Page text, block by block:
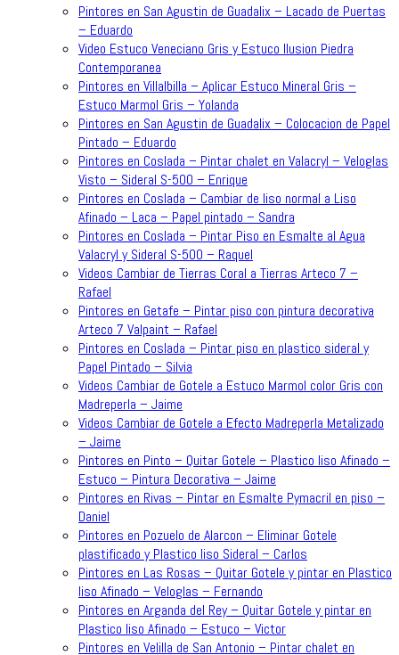
Pintores en San Agustin de Guadalix – Lacado de Puertas
– Eduardo
Video Estuco Veneciano Gris y Estuco Ilusion Piedra
Contemporanea
Pintores en Villalbilla – Aplicar Estuco Mineral Gris –
Estuco Marmol Gris – Yolanda
Pintores en San Agustin de Guadalix – Colocacion de Papel
Pintado – Eduardo
Pintores en Coslada – Pintar chalet en Valacryl – Veloglas
Visto – Sideral S-500 – Enrique
Pintores en Coslada – Cambiar de liso normal a Liso
Afinado – Laca – Papel pintado – Sandra
Pintores en Coslada – Pintar Piso en Esmalte al Agua
Valacryl y Sideral S-500 – Raquel
Videos Cambiar de Tierras Coral a Tierras Arteco 7 –
Rafael
Pintores en Getafe – Pintar piso con pintura decorativa
Arteco 7 Valpaint – Rafael
Pintores en Coslada – Pintar piso en plastico sideral y
Papel Pintado – Silvia
Videos Cambiar de Gotele a Estuco Marmol color Gris con
Madreperla – Jaime
Videos Cambiar de Gotele a Efecto Madreperla Metalizado
– Jaime
Pintores en Pinto – Quitar Gotele – Plastico liso Afinado –
Estuco – Pintura Decorativa – Jaime
Pintores en Rivas – Pintar en Esmalte Pymacril en piso –
Daniel
Pintores en Pozuelo de Alarcon – Eliminar Gotele
plastificado y Plastico liso Sideral – Carlos
Pintores en Las Rosas – Quitar Gotele y pintar en Plastico
liso Afinado – Veloglas – Fernando
Pintores en Arganda del Rey – Quitar Gotele y pintar en
Plastico liso Afinado – Estuco – Victor
Pintores en Velilla de San Antonio – Pintar chalet en